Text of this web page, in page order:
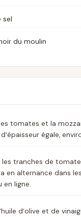
sel
du moulin
tomates et la
égale,
les tranches de
en alternance dans
en ligne.
d’olive et de